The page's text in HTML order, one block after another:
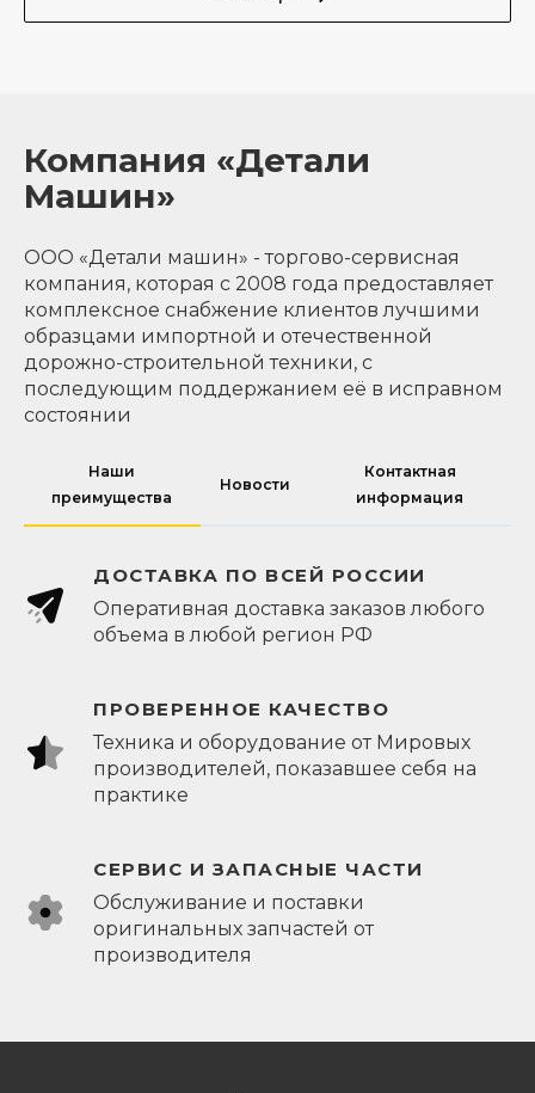
Компания «Детали
Машин»
ООО «Детали машин» - торгово-сервисная
компания, которая с 2008 года предоставляет
комплексное снабжение клиентов лучшими
образцами импортной и отечественной
дорожно-строительной техники, с
последующим поддержанием её в исправном
состоянии
Наши
преимущества
Новости
Контактная
информация
ДОСТАВКА ПО ВСЕЙ РОССИИ
Оперативная доставка заказов любого
объема в любой регион РФ
ПРОВЕРЕННОЕ КАЧЕСТВО
Техника и оборудование от Мировых
производителей, показавшее себя на
практике
СЕРВИС И ЗАПАСНЫЕ ЧАСТИ
Обслуживание и поставки
оригинальных запчастей от
производителя